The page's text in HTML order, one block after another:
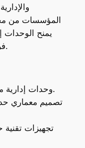
المؤسسات من
فريدة ودخول ممتاز للضوء الطبيعي.
وحدات إدارية مرنة تناسب مختلف الأنشطة.
تصميم معماري
تجهيزات